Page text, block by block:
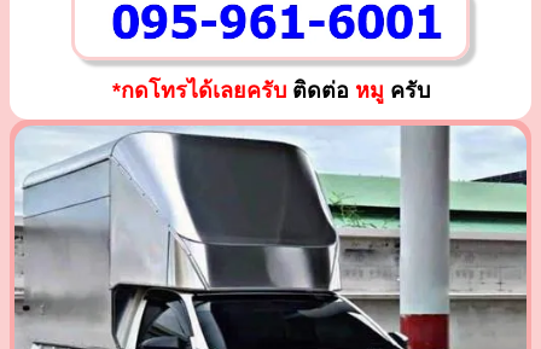
*กดโทรได้เลยครับติดต่อ หมู ครับ